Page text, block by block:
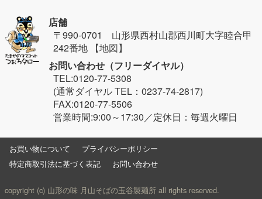
店舗
〒990-0701 山形県西村山郡西川町大字睦合甲
242番地
【地図】
お問い合わせ（フリーダイヤル）
TEL:0120-77-5308
(通常ダイヤル TEL：0237-74-2817)
FAX:0120-77-5506
営業時間:9:00～17:30／定休日：毎週火曜日
お買い物について
プライバシーポリシー
特定商取引法に基づく表記
お問い合わせ
copyright (c) 山形の味 月山そばの玉谷製麺所 all rights reserved.